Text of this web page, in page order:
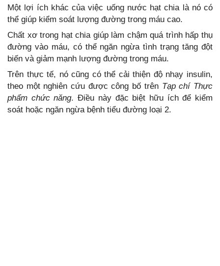
Một lợi ích khác của việc uống nước hạt chia là nó có
thể giúp kiểm soát lượng đường trong máu cao.
Chất xơ trong hạt chia giúp làm chậm quá trình hấp thụ
đường vào máu, có thể ngăn ngừa tình trạng tăng đột
biến và giảm mạnh lượng đường trong máu.
Trên thực tế, nó cũng có thể cải thiện độ nhạy insulin,
theo một nghiên cứu được công bố trên Tạp chí Thực
phẩm chức năng. Điều này đặc biệt hữu ích để kiểm
soát hoặc ngăn ngừa bệnh tiểu đường loại 2.